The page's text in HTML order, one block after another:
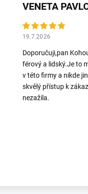
VENETA
19.7.2026
Doporučuji,pan
férový a lidský.Je to
v této firmy a nikde
skvělý přístup k
nezažila.